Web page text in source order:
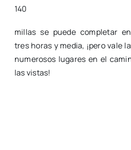
140
millas se puede completar
tres horas y media, ¡pero vale
numerosos lugares en el
las vistas!